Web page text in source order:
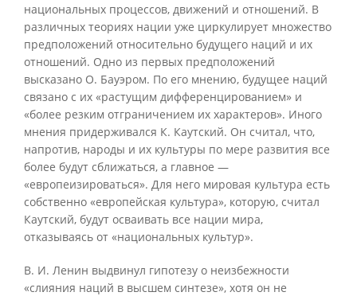
национальных процессов, движений и отношений. В
различных теориях нации уже циркулирует множество
предположений относительно будущего наций и их
отношений. Одно из первых предположений
высказано О. Бауэром. По его мнению, будущее наций
связано с их «растущим дифференцированием» и
«более резким отграничением их характеров». Иного
мнения придерживался К. Каутский. Он считал, что,
напротив, народы и их культуры по мере развития все
более будут сближаться, а главное —
«европеизироваться». Для него мировая культура есть
собственно «европейская культура», которую, считал
Каутский, будут осваивать все нации мира,
отказываясь от «национальных культур».
В. И. Ленин выдвинул гипотезу о неизбежности
«слияния наций в высшем синтезе», хотя он не